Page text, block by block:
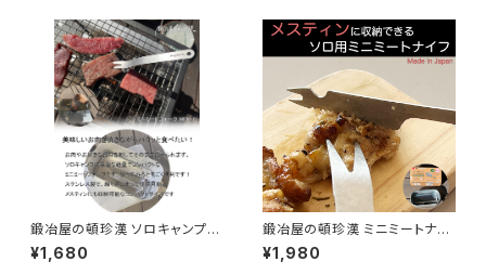
鍛冶屋の頓珍漢 ソロキャンプ用
ミートフォーク
¥1,680
鍛冶屋の頓珍漢 ミニミートナイ
フ アウトドア
¥1,980